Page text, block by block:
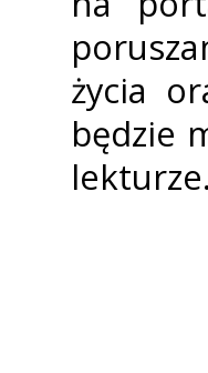
życia
będzie
lekturze.